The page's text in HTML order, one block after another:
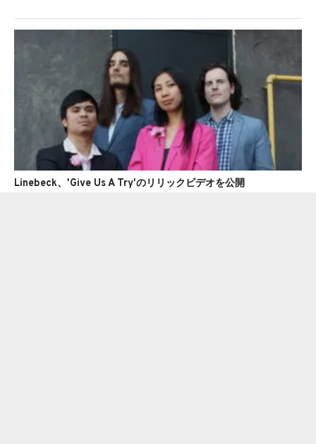
Linebeck、'Give Us A Try'のリリックビデオを公開